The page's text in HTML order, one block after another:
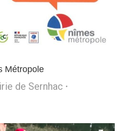
Métropole
de Sernhac